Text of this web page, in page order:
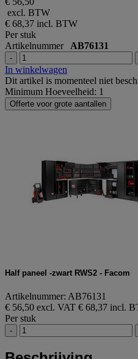
excl. BTW
€ 68,37 incl. BTW
Per stuk
Artikelnummer AB76131
-
In winkelwagen
Dit artikel is momenteel niet
Minimum Hoeveelheid: 1
Offerte voor grote aantallen
Half paneel -zwart RWS2 - Facom
Artikelnummer: AB76131
€ 56,50 excl. VAT € 68,37 incl.
Per stuk
-